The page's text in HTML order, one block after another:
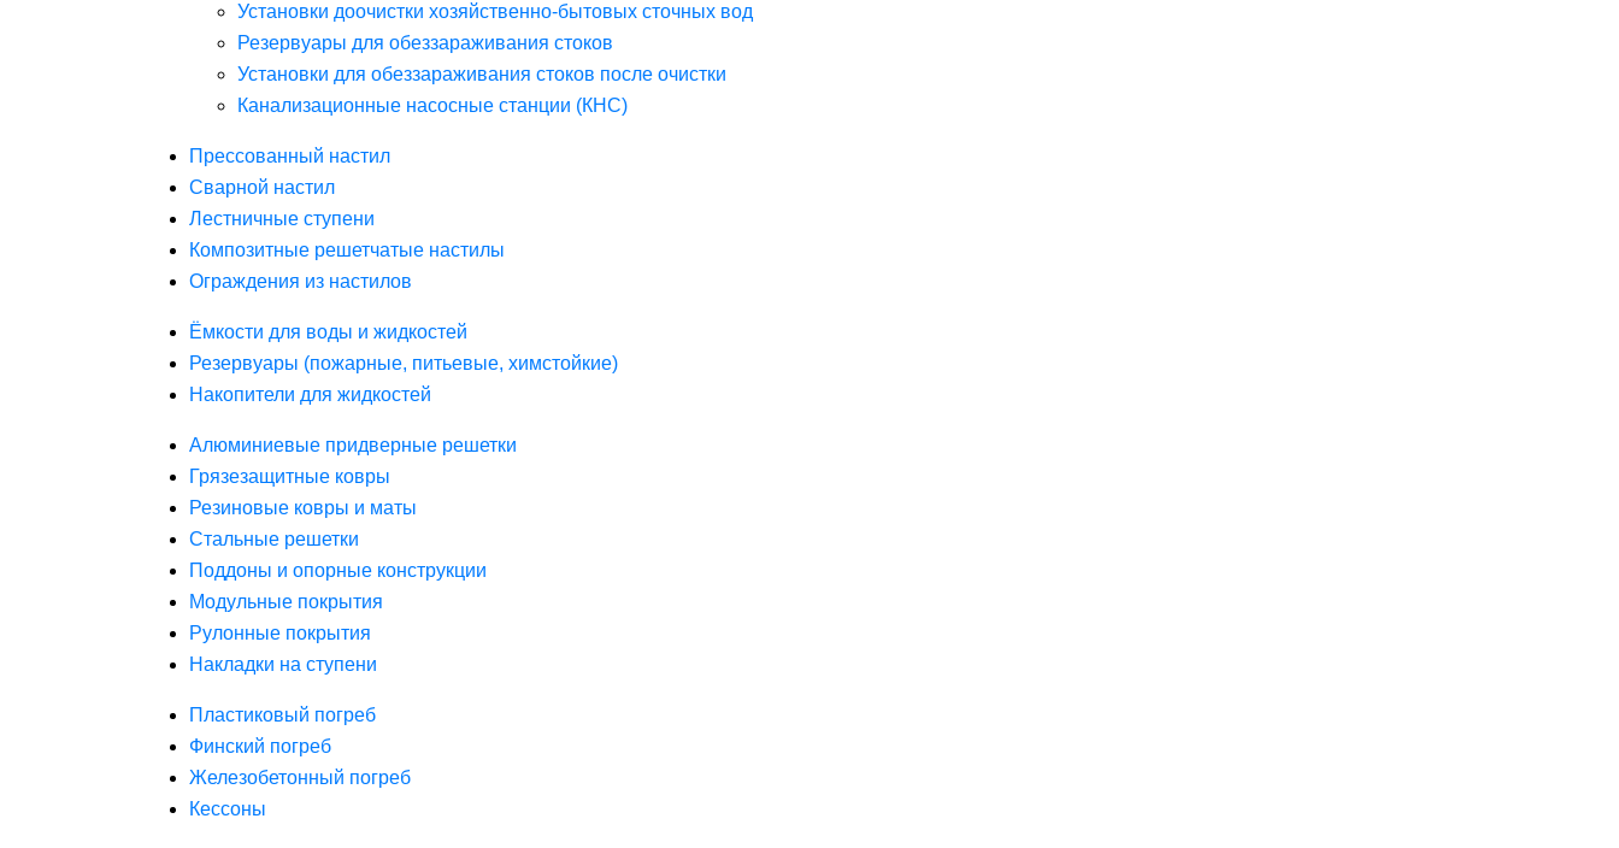
Установки доочистки хозяйственно-бытовых сточных вод
Резервуары для обеззараживания стоков
Установки для обеззараживания стоков после очистки
Канализационные насосные станции (КНС)
Прессованный настил
Сварной настил
Лестничные ступени
Композитные решетчатые настилы
Ограждения из настилов
Ёмкости для воды и жидкостей
Резервуары (пожарные, питьевые, химстойкие)
Накопители для жидкостей
Алюминиевые придверные решетки
Грязезащитные ковры
Резиновые ковры и маты
Стальные решетки
Поддоны и опорные конструкции
Модульные покрытия
Рулонные покрытия
Накладки на ступени
Пластиковый погреб
Финский погреб
Железобетонный погреб
Кессоны